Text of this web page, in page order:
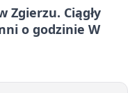
Zgierzu. Ciągły
o godzinie W